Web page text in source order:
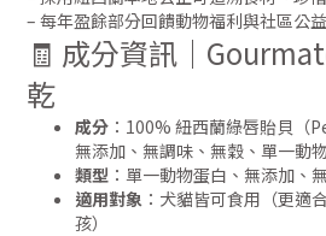
– 每年盈餘部分回饋動物福利與社區公益
🧾 成分資訊｜
乾
成分 ：100% 紐西蘭綠唇貽貝（
無添加、無調味、無穀、單一動
類型 ：單一動物蛋白、無添加、
適用對象 ：犬貓皆可食用（更適
孩）